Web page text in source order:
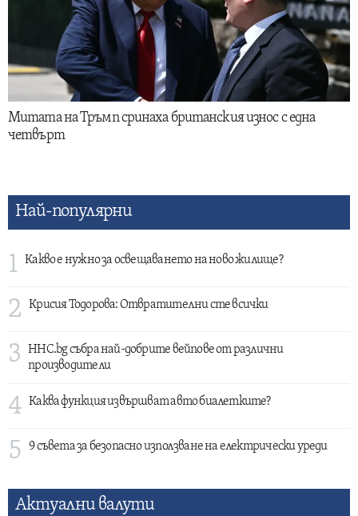
Митата на Тръмп сринаха британския износ с една
четвърт
Най-популярни
1 Какво е нужно за освещаването на ново жилище?
2 Крисия Тодорова: Отвратителни сте всички
3
HHC.bg събра най-добрите вейпове от различни
производители
4 Каква функция извършват авто биалетките?
5 9 съвета за безопасно използване на електрически уреди
Актуални валути